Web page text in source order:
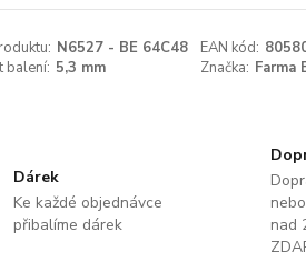
N6527 - BE 64C48 EAN kód:
balení: 5,3 mm Značka: Farma
Dárek
Ke každé objednávce
přibalíme dárek
nad